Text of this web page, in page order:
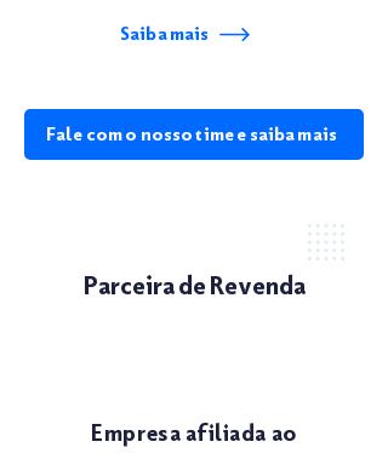
Saiba mais
Fale com o nosso time e saiba mais
Parceira de Revenda
Empresa afiliada ao